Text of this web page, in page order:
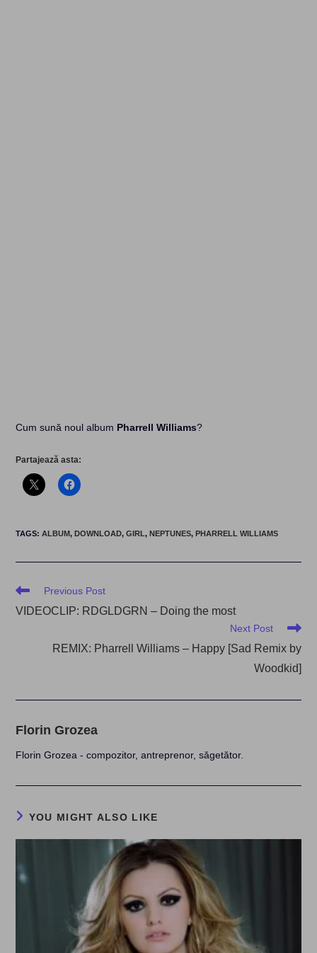
Cum sună noul album Pharrell Williams?
Partajează asta:
TAGS:ALBUM, DOWNLOAD, GIRL, NEPTUNES, PHARRELL WILLIAMS
Read
articles
Previous Post
VIDEOCLIP: RDGLDGRN – Doing the most
Next Post
REMIX: Pharrell Williams – Happy [Sad Remix by
Woodkid]
Florin Grozea
Florin Grozea - compozitor, antreprenor, săgetător.
YOU MIGHT ALSO LIKE